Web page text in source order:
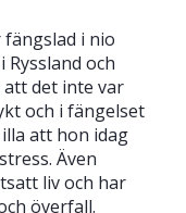
i nio
och
det inte var
och i fängelset
att hon idag
Även
liv och har
överfall.